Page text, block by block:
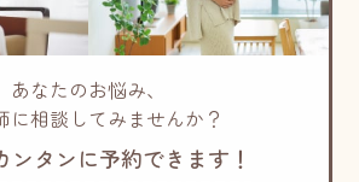
あなたのお悩み、
に相談してみませんか？
ンタンに予約できます！